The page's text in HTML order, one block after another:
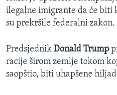
ilegalne imigrante da će biti
su prekršile federalni zakon.
Predsjednik Donald Trump
racije širom zemlje tokom
saopštio, biti uhapšene